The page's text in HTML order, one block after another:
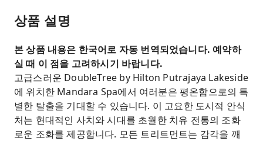
상품 설명
본 상품 내용은 한국어로 자동 번역되었습니다. 예약하
실 때 이 점을 고려하시기 바랍니다.
고급스러운 DoubleTree by Hilton Putrajaya Lakeside
에 위치한 Mandara Spa에서 여러분은 평온함으로의 특
별한 탈출을 기대할 수 있습니다. 이 고요한 도시적 안식
처는 현대적인 사치와 시대를 초월한 치유 전통의 조화
로운 조화를 제공합니다. 모든 트리트먼트는 감각을 깨